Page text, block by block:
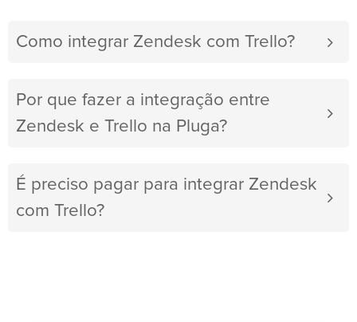
Como integrar Zendesk com Trello?
Por que fazer a integração entre
Zendesk e Trello na Pluga?
É preciso pagar para integrar Zendesk
com Trello?